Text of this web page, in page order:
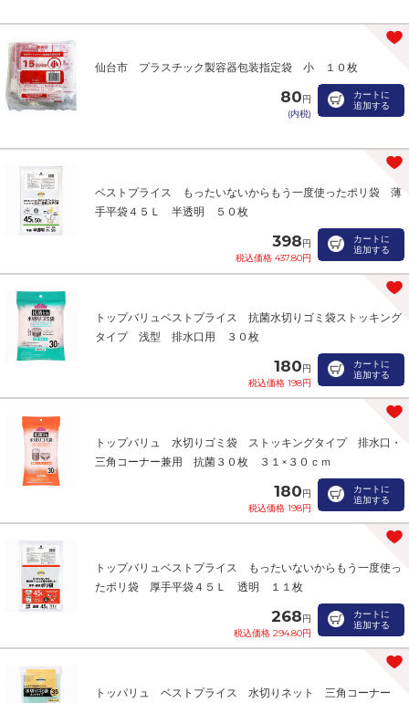
仙台市 プラスチック製容器包装指定袋 小 １０枚
80円
(内税)
カートに
追加する
ベストプライス もったいないからもう一度使ったポリ袋 薄
手平袋４５Ｌ 半透明 ５０枚
398円
税込価格 437.80円
カートに
追加する
トップバリュベストプライス 抗菌水切りゴミ袋ストッキング
タイプ 浅型 排水口用 ３０枚
180円
税込価格 198円
カートに
追加する
トップバリュ 水切りゴミ袋 ストッキングタイプ 排水口・
三角コーナー兼用 抗菌３０枚 ３１×３０ｃｍ
180円
税込価格 198円
カートに
追加する
トップバリュベストプライス もったいないからもう一度使っ
たポリ袋 厚手平袋４５Ｌ 透明 １１枚
268円
税込価格 294.80円
カートに
追加する
トッパリュ ベストプライス 水切りネット 三角コーナー